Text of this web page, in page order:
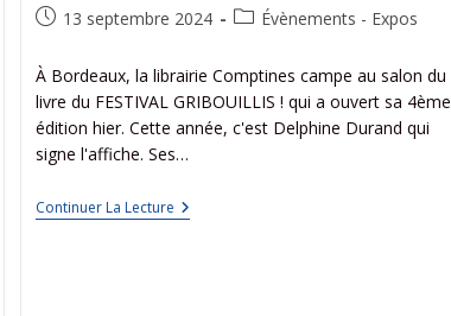
13 septembre 2024 Évènements - Expos
À Bordeaux, la librairie Comptines campe au salon du
livre du FESTIVAL GRIBOUILLIS ! qui a ouvert sa 4ème
édition hier. Cette année, c'est Delphine Durand qui
signe l'affiche. Ses…
Continuer La Lecture